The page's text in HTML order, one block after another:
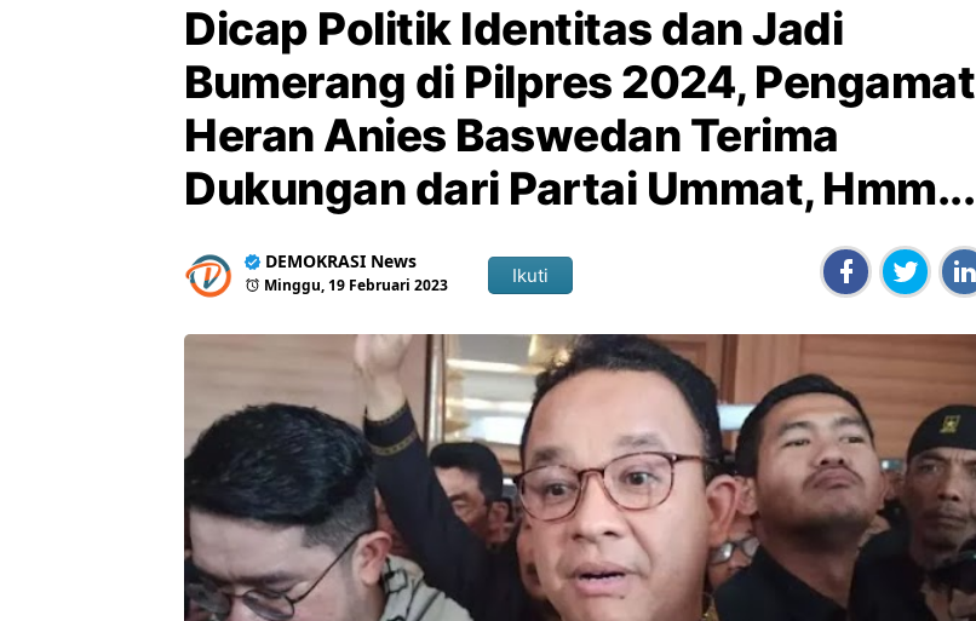
Dicap Politik Identitas dan Jadi
Bumerang di Pilpres 2024, Pengamat
Heran Anies Baswedan Terima
Dukungan dari Partai Ummat, Hmm...
DEMOKRASI News
Minggu, 19 Februari 2023 Ikuti